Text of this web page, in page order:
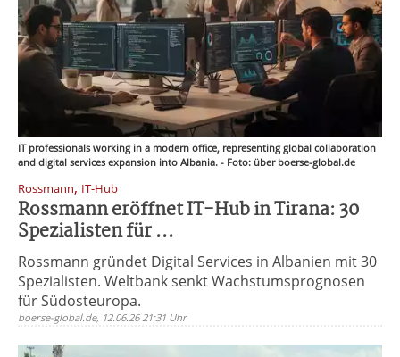
IT professionals working in a modern office, representing global collaboration
and digital services expansion into Albania. - Foto: über boerse-global.de
Rossmann, IT-Hub
Rossmann eröffnet IT-Hub in Tirana: 30
Spezialisten für ...
Rossmann gründet Digital Services in Albanien mit 30
Spezialisten. Weltbank senkt Wachstumsprognosen
für Südosteuropa.
boerse-global.de, 12.06.26 21:31 Uhr